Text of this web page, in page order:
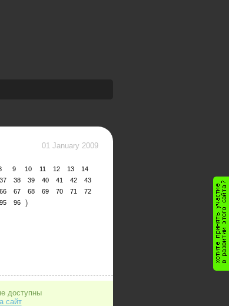
01 January 2009
9 10 11 12 13
14
37 38 39 40 41 42
43
66 67 68 69 70 71
72
95 96 )
доступны
сайт